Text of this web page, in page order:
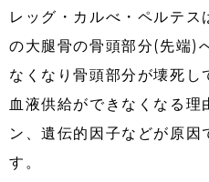
レッグ・カルべ・ペルテス
の大腿骨の骨頭部分(先端)
なくなり骨頭部分が壊死し
血液供給ができなくなる
ン、遺伝的因子などが原因
す。